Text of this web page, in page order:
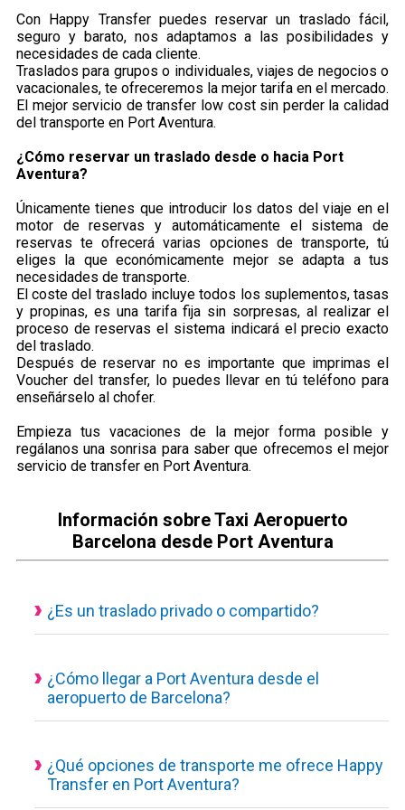
Con Happy Transfer puedes reservar un traslado fácil,
seguro y barato, nos adaptamos a las posibilidades y
necesidades de cada cliente.
Traslados para grupos o individuales, viajes de negocios o
vacacionales, te ofreceremos la mejor tarifa en el mercado.
El mejor servicio de transfer low cost sin perder la calidad
del transporte en Port Aventura.
¿Cómo reservar un traslado desde o hacia Port
Aventura?
Únicamente tienes que introducir los datos del viaje en el
motor de reservas y automáticamente el sistema de
reservas te ofrecerá varias opciones de transporte, tú
eliges la que económicamente mejor se adapta a tus
necesidades de transporte.
El coste del traslado incluye todos los suplementos, tasas
y propinas, es una tarifa fija sin sorpresas, al realizar el
proceso de reservas el sistema indicará el precio exacto
del traslado.
Después de reservar no es importante que imprimas el
Voucher del transfer, lo puedes llevar en tú teléfono para
enseñárselo al chofer.
Empieza tus vacaciones de la mejor forma posible y
regálanos una sonrisa para saber que ofrecemos el mejor
servicio de transfer en Port Aventura.
Información sobre Taxi Aeropuerto
Barcelona desde Port Aventura
¿Es un traslado privado o compartido?
Todos nuestros servicios de transporte disponibles son
el vehículo es de uso exclusivo para ti y tus acompañantes.
¿Cómo llegar a Port Aventura desde el
aeropuerto de Barcelona?
Traslado desde el aeropuerto a Port Aventura con un servicio
reservas el tiempo estimado del trayecto, los kilómetros hasta
tú destino y el precio final a pagar.
Conoceras el coste del traslado desde el minuto uno, sin
¿Qué opciones de transporte me ofrece Happy
Transfer en Port Aventura?
1. Taxi privado